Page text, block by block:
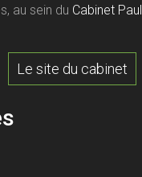
au sein du Cabinet
Le site du cabinet